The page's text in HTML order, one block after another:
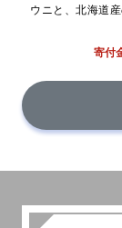
ウニと、北海道産
です。豪華に海
召し上がりくだ
寄付